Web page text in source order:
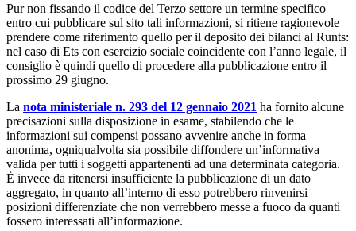
Pur non fissando il codice del Terzo settore un termine specifico
entro cui pubblicare sul sito tali informazioni, si ritiene ragionevole
prendere come riferimento quello per il deposito dei bilanci al Runts:
nel caso di Ets con esercizio sociale coincidente con l’anno legale, il
consiglio è quindi quello di procedere alla pubblicazione entro il
prossimo 29 giugno.
La nota ministeriale n. 293 del 12 gennaio 2021 ha fornito alcune
precisazioni sulla disposizione in esame, stabilendo che le
informazioni sui compensi possano avvenire anche in forma
anonima, ogniqualvolta sia possibile diffondere un’informativa
valida per tutti i soggetti appartenenti ad una determinata categoria.
È invece da ritenersi insufficiente la pubblicazione di un dato
aggregato, in quanto all’interno di esso potrebbero rinvenirsi
posizioni differenziate che non verrebbero messe a fuoco da quanti
fossero interessati all’informazione.